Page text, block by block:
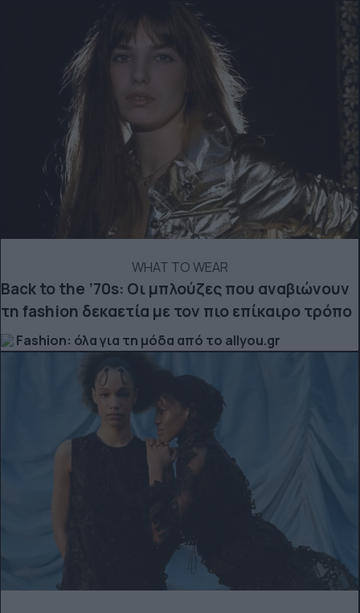
WHAT TO WEAR
Back to the ’70s: Οι μπλούζες που αναβιώνουν
τη fashion δεκαετία με τον πιο επίκαιρο τρόπο
Fashion: όλα για τη μόδα από το allyou.gr